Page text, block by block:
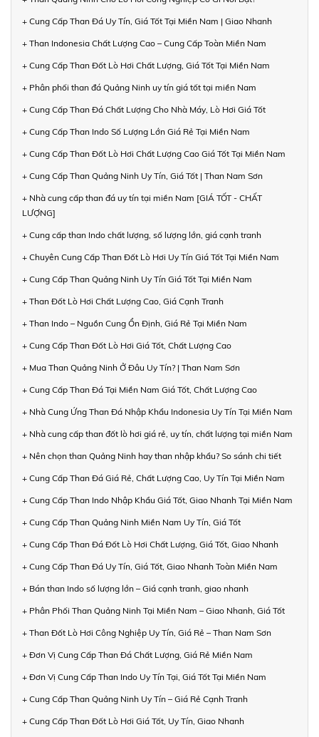
+ Cung Cấp Than Đá Uy Tín, Giá Tốt Tại Miền Nam | Giao Nhanh
+ Than Indonesia Chất Lượng Cao – Cung Cấp Toàn Miền Nam
+ Cung Cấp Than Đốt Lò Hơi Chất Lượng, Giá Tốt Tại Miền Nam
+ Phân phối than đá Quảng Ninh uy tín giá tốt tại miền Nam
+ Cung Cấp Than Đá Chất Lượng Cho Nhà Máy, Lò Hơi Giá Tốt
+ Cung Cấp Than Indo Số Lượng Lớn Giá Rẻ Tại Miền Nam
+ Cung Cấp Than Đốt Lò Hơi Chất Lượng Cao Giá Tốt Tại Miền Nam
+ Cung Cấp Than Quảng Ninh Uy Tín, Giá Tốt | Than Nam Sơn
+ Nhà cung cấp than đá uy tín tại miền Nam [GIÁ TỐT - CHẤT
LƯỢNG]
+ Cung cấp than Indo chất lượng, số lượng lớn, giá cạnh tranh
+ Chuyên Cung Cấp Than Đốt Lò Hơi Uy Tín Giá Tốt Tại Miền Nam
+ Cung Cấp Than Quảng Ninh Uy Tín Giá Tốt Tại Miền Nam
+ Than Đốt Lò Hơi Chất Lượng Cao, Giá Cạnh Tranh
+ Than Indo – Nguồn Cung Ổn Định, Giá Rẻ Tại Miền Nam
+ Cung Cấp Than Đốt Lò Hơi Giá Tốt, Chất Lượng Cao
+ Mua Than Quảng Ninh Ở Đâu Uy Tín? | Than Nam Sơn
+ Cung Cấp Than Đá Tại Miền Nam Giá Tốt, Chất Lượng Cao
+ Nhà Cung Ứng Than Đá Nhập Khẩu Indonesia Uy Tín Tại Miền Nam
+ Nhà cung cấp than đốt lò hơi giá rẻ, uy tín, chất lượng tại miền Nam
+ Nên chọn than Quảng Ninh hay than nhập khẩu? So sánh chi tiết
+ Cung Cấp Than Đá Giá Rẻ, Chất Lượng Cao, Uy Tín Tại Miền Nam
+ Cung Cấp Than Indo Nhập Khẩu Giá Tốt, Giao Nhanh Tại Miền Nam
+ Cung Cấp Than Quảng Ninh Miền Nam Uy Tín, Giá Tốt
+ Cung Cấp Than Đá Đốt Lò Hơi Chất Lượng, Giá Tốt, Giao Nhanh
+ Cung Cấp Than Đá Uy Tín, Giá Tốt, Giao Nhanh Toàn Miền Nam
+ Bán than Indo số lượng lớn – Giá cạnh tranh, giao nhanh
+ Phân Phối Than Quảng Ninh Tại Miền Nam – Giao Nhanh, Giá Tốt
+ Than Đốt Lò Hơi Công Nghiệp Uy Tín, Giá Rẻ – Than Nam Sơn
+ Đơn Vị Cung Cấp Than Đá Chất Lượng, Giá Rẻ Miền Nam
+ Đơn Vị Cung Cấp Than Indo Uy Tín Tại, Giá Tốt Tại Miền Nam
+ Cung Cấp Than Quảng Ninh Uy Tín – Giá Rẻ Cạnh Tranh
+ Cung Cấp Than Đốt Lò Hơi Giá Tốt, Uy Tín, Giao Nhanh